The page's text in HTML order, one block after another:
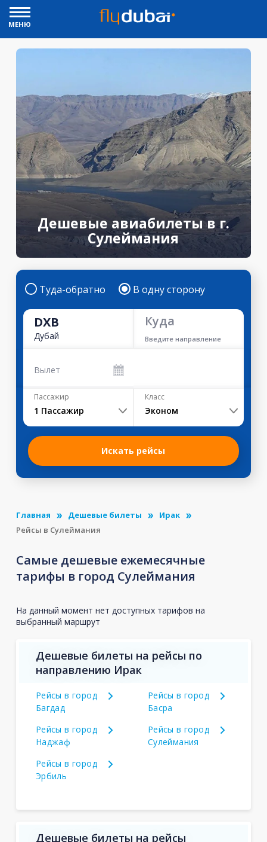
МЕНЮ
Дешевые авиабилеты в г.
Сулеймания
Туда-обратно В одну сторону
DXB
Дубай
Куда
Введите направление
Вылет
Пассажир
1 Пассажир
Класс
Эконом
Искать рейсы
Главная Дешевые билеты
Ирак
Рейсы в Сулеймания
Самые дешевые ежемесячные
тарифы в город Сулеймания
На данный момент нет доступных тарифов на
выбранный маршрут
Дешевые билеты на рейсы по
направлению Ирак
Рейсы в город
Багдад
Рейсы в город
Басра
Рейсы в город
Наджаф
Рейсы в город
Сулеймания
Рейсы в город
Эрбиль
Дешевые билеты на рейсы